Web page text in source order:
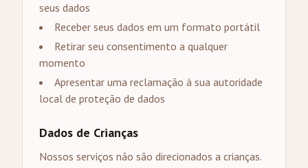
seus dados
Receber seus dados em um formato portátil
Retirar seu consentimento a qualquer
momento
Apresentar uma reclamação à sua autoridade
local de proteção de dados
Dados de Crianças
Nossos serviços não são direcionados a crianças.